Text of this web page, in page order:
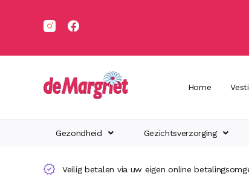
Home
Gezondheid Gezichtsverzorging
Veilig betalen via uw eigen online